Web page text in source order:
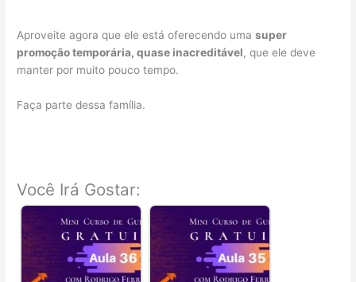
Aproveite agora que ele está oferecendo umasuper
promoção temporária, quase inacreditável, que ele deve
manter por muito pouco tempo.
Faça parte dessa família.
Você Irá Gostar: